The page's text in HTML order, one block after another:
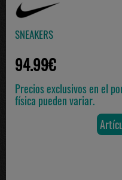
SNEAKERS
94.99€
Precios exclusivos en el
física pueden variar.